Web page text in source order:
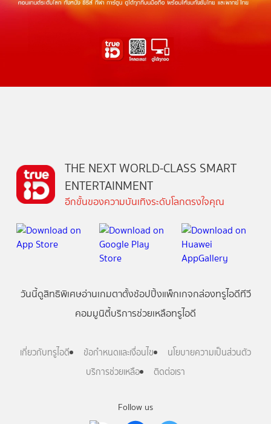
Follow us
THE NEXT WORLD-CLASS SMART
ENTERTAINMENT
อีกขั้นของความบันเทิงระดับโลกตรงใจคุณ
วันนี้ดูสิทธิพิเศษอ่านเกมตาตั้งช้อปปิ้งแพ็กเกจกล่องทรูไอดีทีวี
คอมมูนิตี้บริการช่วยเหลือทรูไอดี
เกี่ยวกับทรูไอดี ข้อกำหนดและเงื่อนไข
นโยบายความเป็นส่วนตัว
บริการช่วยเหลือ
ติดต่อเรา